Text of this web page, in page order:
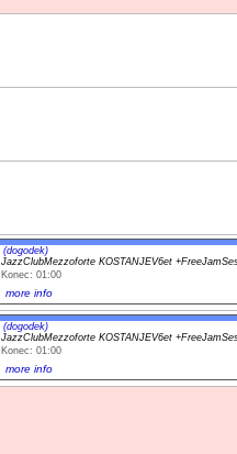
(dogodek)
JazzClubMezzoforte KOSTANJEV6et
Konec: 01:00
more info
(dogodek)
JazzClubMezzoforte KOSTANJEV6et
Konec: 01:00
more info